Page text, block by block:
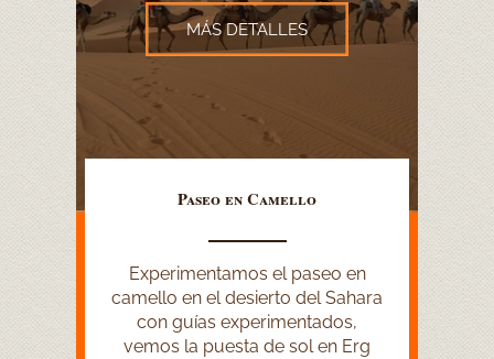
MÁS DETALLES
Experimentamos el paseo en
camello en el desierto del Sahara
con guías experimentados,
vemos la puesta de sol en Erg
Paseo en Camello